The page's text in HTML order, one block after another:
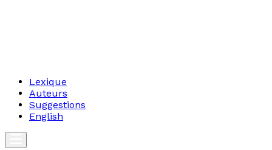
Lexique
Auteurs
Suggestions
English